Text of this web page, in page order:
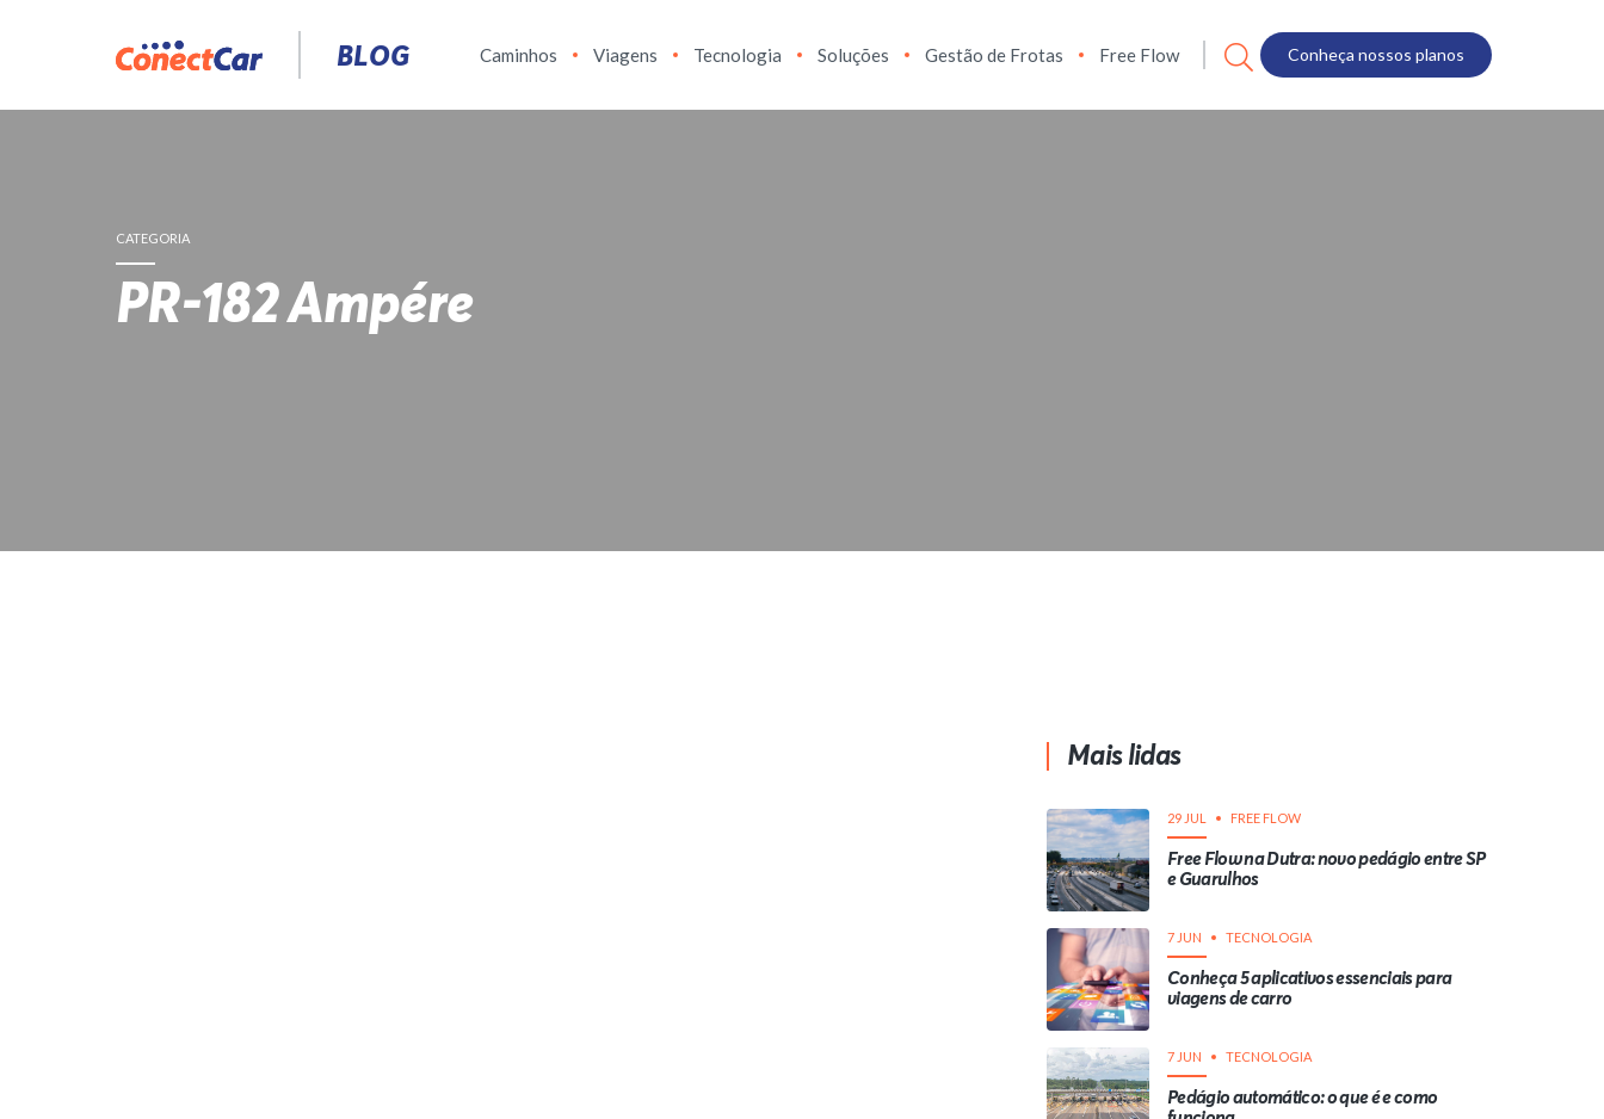
BLOG Caminhos Viagens Tecnologia Soluções Gestão de Frotas Free Flow Conheça nossos planos
CATEGORIA
PR-182 Ampére
Mais lidas
29 JUL FREE FLOW
Free Flow na Dutra: novo pedágio entre SP
e Guarulhos
7 JUN TECNOLOGIA
Conheça 5 aplicativos essenciais para
viagens de carro
7 JUN TECNOLOGIA
Pedágio automático: o que é e como